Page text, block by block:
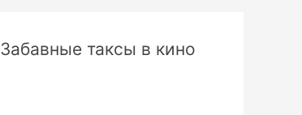
Забавные таксы в кино